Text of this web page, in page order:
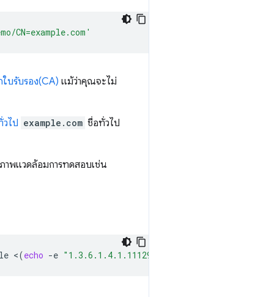
CN=example.com'
บรับรอง(CA) แม้ว่าคุณจะไม่
ไป example.com ชื่อทั่วไป
าพแวดล้อมการทดสอบเช่น
<(echo -e "1.3.6.1.4.1.11129.2.1.22 =